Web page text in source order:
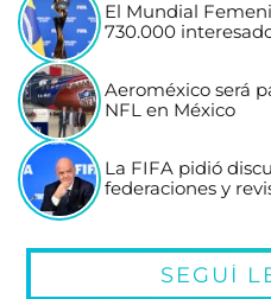
El Mundial
730.000
Aeroméxico será
NFL en México
La FIFA pidió
federaciones y
SEGUÍ